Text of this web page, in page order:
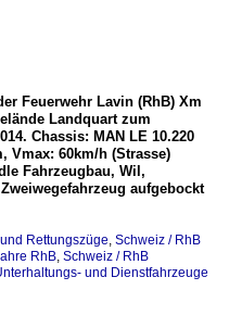
Feuerwehr Lavin (RhB) Xm
Landquart zum
Chassis: MAN LE 10.220
Vmax: 60km/h (Strasse)
Fahrzeugbau, Wil,
aufgebockt
Rettungszüge, Schweiz / RhB
RhB, Schweiz / RhB
und Dienstfahrzeuge